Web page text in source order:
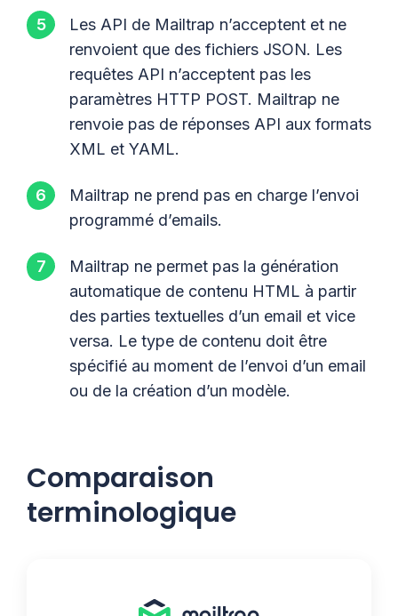
Les API de Mailtrap n’acceptent et ne
renvoient que des fichiers JSON. Les
requêtes API n’acceptent pas les
paramètres HTTP POST. Mailtrap ne
renvoie pas de réponses API aux formats
XML et YAML.
Mailtrap ne prend pas en charge l’envoi
programmé d’emails.
Mailtrap ne permet pas la génération
automatique de contenu HTML à partir
des parties textuelles d’un email et vice
versa. Le type de contenu doit être
spécifié au moment de l’envoi d’un email
ou de la création d’un modèle.
Comparaison
terminologique